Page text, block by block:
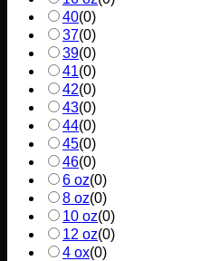
40(0)
37(0)
39(0)
41(0)
42(0)
43(0)
44(0)
45(0)
46(0)
6 oz(0)
8 oz(0)
10 oz(0)
12 oz(0)
4 ox(0)